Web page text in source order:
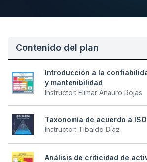
Contenido del plan
Introducción a la
y mantenibilidad
Instructor: Elimar Anauro Rojas
Taxonomía de acuerdo a
Instructor: Tibaldo Díaz
Análisis de criticidad de